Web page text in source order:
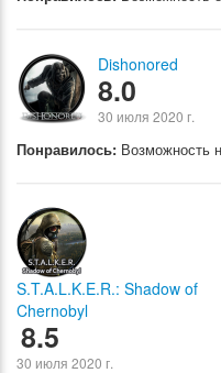
Dishonored
8.0
30 июля 2020 г.
Понравилось: Возможность
S.T.A.L.K.E.R.: Shadow of
Chernobyl
8.5
30 июля 2020 г.